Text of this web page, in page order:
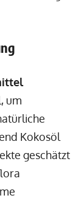
um
Kokosöl
geschätzt